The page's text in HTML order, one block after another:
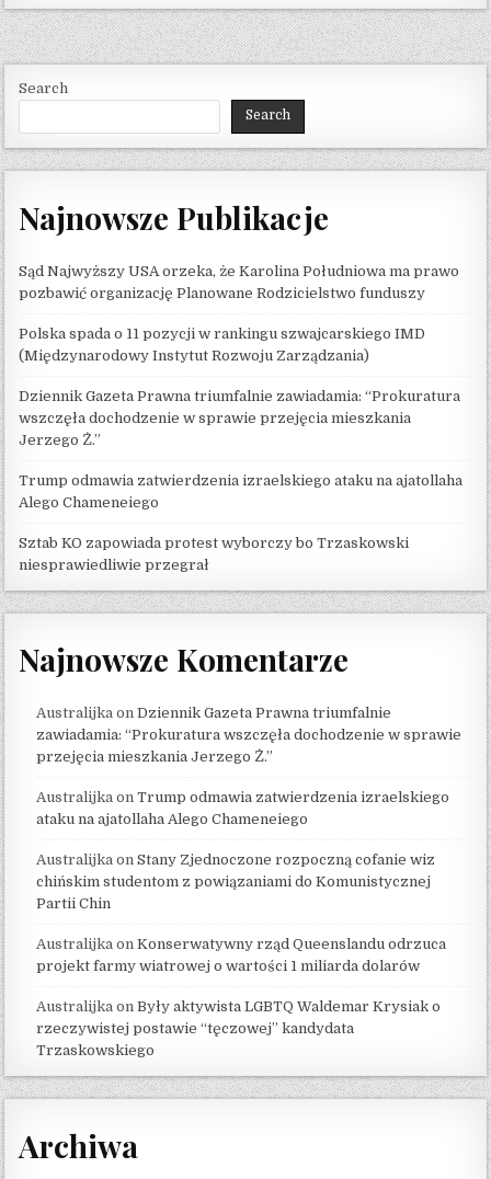
Search
Search
Najnowsze Publikacje
Sąd Najwyższy USA orzeka, że ​​Karolina Południowa ma prawo
pozbawić organizację Planowane Rodzicielstwo funduszy
Polska spada o 11 pozycji w rankingu szwajcarskiego IMD
(Międzynarodowy Instytut Rozwoju Zarządzania)
Dziennik Gazeta Prawna triumfalnie zawiadamia: “Prokuratura
wszczęła dochodzenie w sprawie przejęcia mieszkania
Jerzego Ż.”
Trump odmawia zatwierdzenia izraelskiego ataku na ajatollaha
Alego Chameneiego
Sztab KO zapowiada protest wyborczy bo Trzaskowski
niesprawiedliwie przegrał
Najnowsze Komentarze
Australijka onDziennik Gazeta Prawna triumfalnie
zawiadamia: “Prokuratura wszczęła dochodzenie w sprawie
przejęcia mieszkania Jerzego Ż.”
Australijka onTrump odmawia zatwierdzenia izraelskiego
ataku na ajatollaha Alego Chameneiego
Australijka onStany Zjednoczone rozpoczną cofanie wiz
chińskim studentom z powiązaniami do Komunistycznej
Partii Chin
Australijka onKonserwatywny rząd Queenslandu odrzuca
projekt farmy wiatrowej o wartości 1 miliarda dolarów
Australijka onByły aktywista LGBTQ Waldemar Krysiak o
rzeczywistej postawie “tęczowej” kandydata
Trzaskowskiego
Archiwa